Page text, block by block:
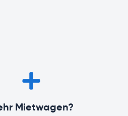
Mietwagen?